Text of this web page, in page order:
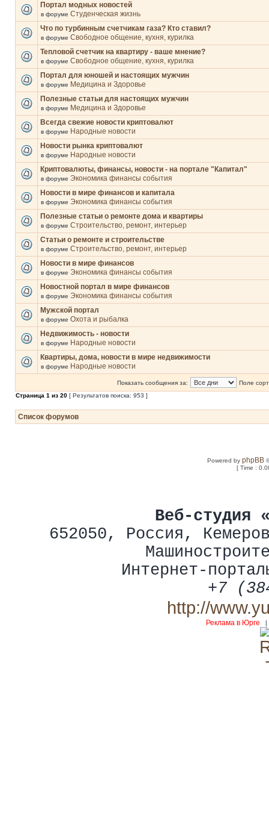
Портал модных новостей
в форуме Студенческая жизнь
Что по турбинным счетчикам газа? Кто ставил?
в форуме Свободное общение, кухня, курилка
Тепловой счетчик на квартиру - ваше мнение?
в форуме Свободное общение, кухня, курилка
Портал для юношей и настоящих мужчин
в форуме Медицина и Здоровье
Полезные статьи для настоящих мужчин
в форуме Медицина и Здоровье
Всегда свежие новости криптовалют
в форуме Народные новости
Новости рынка криптовалют
в форуме Народные новости
Криптовалюты, финансы, новости - на портале "Капитал"
в форуме Экономика финансы события
Новости в мире финансов и капитала
в форуме Экономика финансы события
Полезные статьи о ремонте дома и квартиры
в форуме Строительство, ремонт, интерьер
Статьи о ремонте и строительстве
в форуме Строительство, ремонт, интерьер
Новости в мире финансов
в форуме Экономика финансы события
Новостной портал в мире финансов
в форуме Экономика финансы события
Мужской портал
в форуме Охота и рыбалка
Недвижимость - новости
в форуме Народные новости
Квартиры, дома, новости в мире недвижимости
в форуме Народные новости
Показать сообщения за:
Поле
Страница 1 из 20 [ Результатов поиска: 953 ]
Список форумов
Powered byphpBB
[ Time :
Веб-студия
652050, Россия ,
Интернет-
+7
http://
Реклама в Юрге